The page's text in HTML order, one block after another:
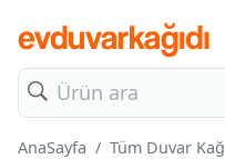
AnaSayfa Tüm Duvar